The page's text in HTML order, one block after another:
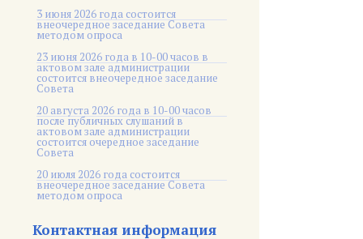
3 июня 2026 года состоится
внеочередное заседание Совета
методом опроса
23 июня 2026 года в 10-00 часов в
актовом зале администрации
состоится внеочередное заседание
Совета
20 августа 2026 года в 10-00 часов
после публичных слушаний в
актовом зале администрации
состоится очередное заседание
Совета
20 июля 2026 года состоится
внеочередное заседание Совета
методом опроса
Контактная информация